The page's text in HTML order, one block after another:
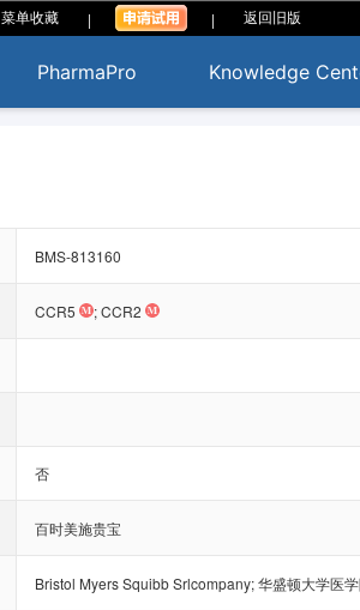
菜单收藏 | | 返回旧版
PharmaPro Knowledge
BMS-813160
CCR5 ;CCR2
否
百时美施贵宝
Bristol Myers Squibb Srlcompany;华盛顿大学医